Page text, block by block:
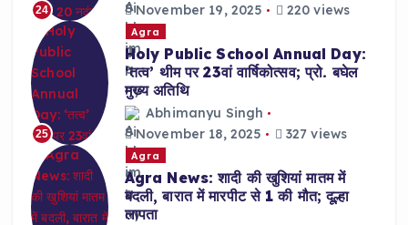
24
November 19, 2025
220 views
25
Agra
Holy Public School Annual Day:
‘तत्व’ थीम पर 23वां वार्षिकोत्सव; प्रो. बघेल
मुख्य अतिथि
Abhimanyu Singh
November 18, 2025
327 views
Agra
Agra News: शादी की खुशियां मातम में
बदली, बारात में मारपीट से 1 की मौत; दूल्हा
लापता